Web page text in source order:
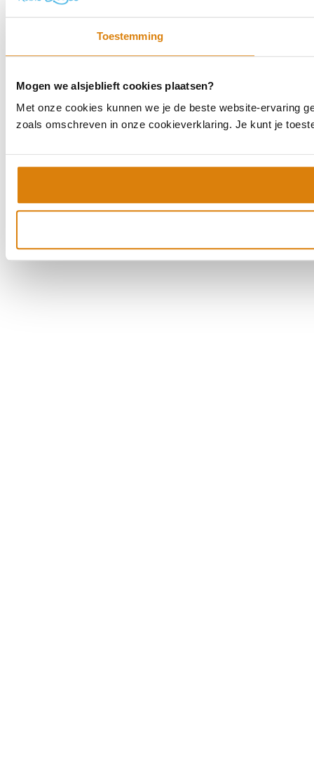
Toestemming
Mogen we alsjeblieft cookies plaatsen?
Met onze cookies kunnen we je de beste website-ervaring
zoals omschreven in onze cookieverklaring. Je kunt je